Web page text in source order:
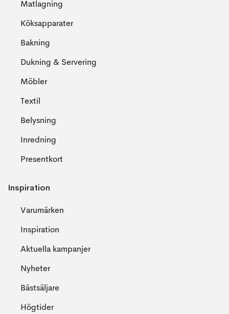
Matlagning
Köksapparater
Bakning
Dukning & Servering
Möbler
Textil
Belysning
Inredning
Presentkort
Inspiration
Varumärken
Inspiration
Aktuella kampanjer
Nyheter
Bästsäljare
Högtider